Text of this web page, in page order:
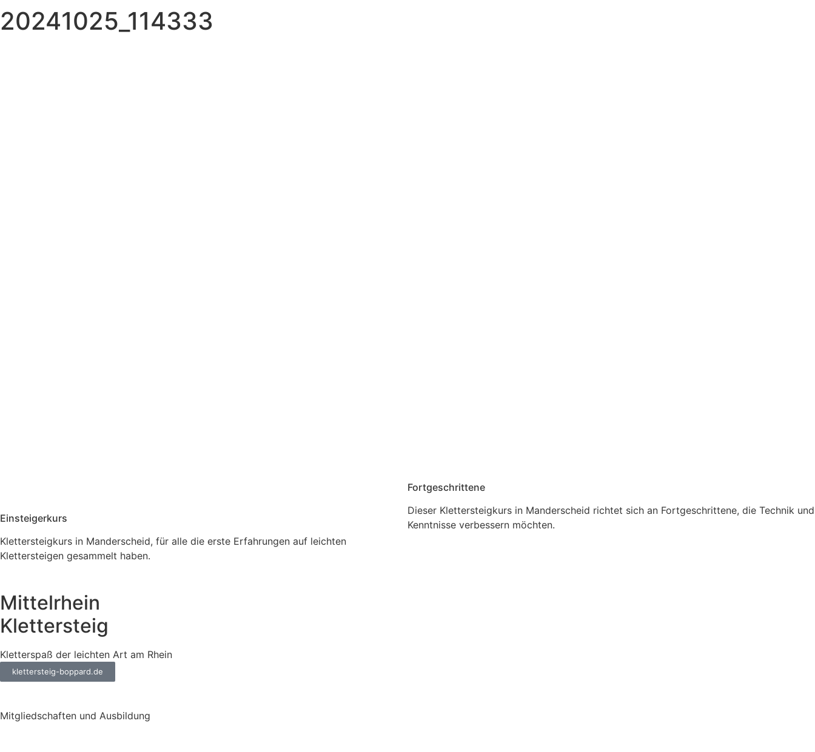
20241025_114333
Einsteigerkurs
Klettersteigkurs in Manderscheid, für alle die erste Erfahrungen auf leichten
Klettersteigen gesammelt haben.
Fortgeschrittene
Dieser Klettersteigkurs in Manderscheid richtet sich an Fortgeschrittene, die Technik und
Kenntnisse verbessern möchten.
Mittelrhein
Klettersteig
Kletterspaß der leichten Art am Rhein
klettersteig-boppard.de
Mitgliedschaften und Ausbildung